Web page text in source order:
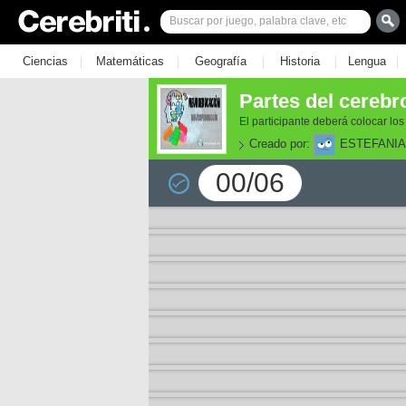
Ciencias | Matemáticas | Geografía | Historia | Lengua |
Partes del
El participante deberá colocar
Creado por: ESTEFANIA
00/06